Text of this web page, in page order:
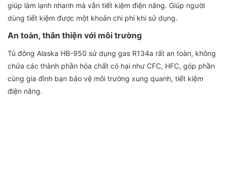
giúp làm lạnh nhanh mà vẫn tiết kiệm điện năng. Giúp người
dùng tiết kiệm được một khoản chi phí khi sử dụng.
An toàn, thân thiện với môi trường
Tủ đông Alaska HB-950 sử dụng gas R134a rất an toàn, không
chứa các thành phần hóa chất có hại như CFC, HFC, góp phần
cùng gia đình bạn bảo vệ môi trường xung quanh, tiết kiệm
điện năng.